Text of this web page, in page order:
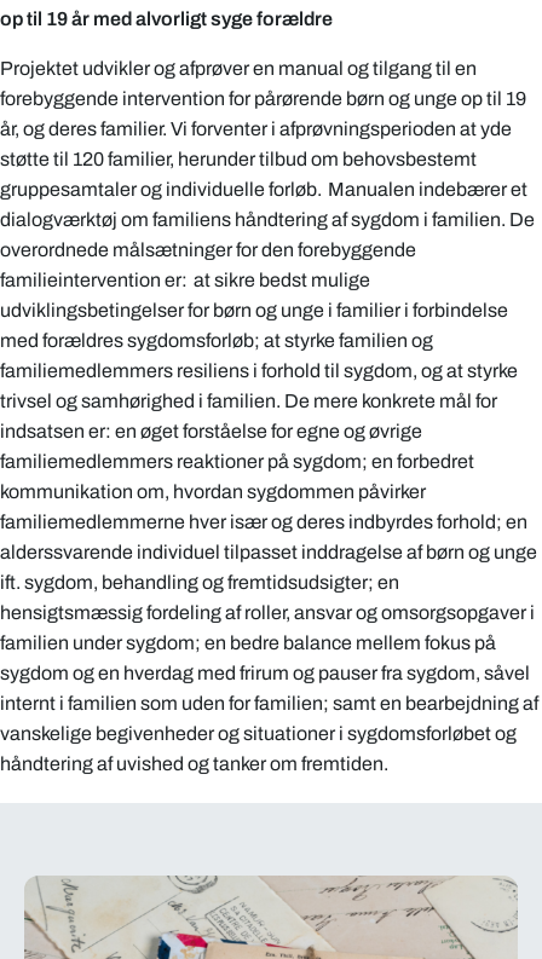
op til 19 år med alvorligt syge forældre
Projektet udvikler og afprøver en manual og tilgang til en
forebyggende intervention for pårørende børn og unge op til 19
år, og deres familier. Vi forventer i afprøvningsperioden at yde
støtte til 120 familier, herunder tilbud om behovsbestemt
gruppesamtaler og individuelle forløb. Manualen indebærer et
dialogværktøj om familiens håndtering af sygdom i familien. De
overordnede målsætninger for den forebyggende
familieintervention er: at sikre bedst mulige
udviklingsbetingelser for børn og unge i familier i forbindelse
med forældres sygdomsforløb; at styrke familien og
familiemedlemmers resiliens i forhold til sygdom, og at styrke
trivsel og samhørighed i familien. De mere konkrete mål for
indsatsen er: en øget forståelse for egne og øvrige
familiemedlemmers reaktioner på sygdom; en forbedret
kommunikation om, hvordan sygdommen påvirker
familiemedlemmerne hver især og deres indbyrdes forhold; en
alderssvarende individuel tilpasset inddragelse af børn og unge
ift. sygdom, behandling og fremtidsudsigter; en
hensigtsmæssig fordeling af roller, ansvar og omsorgsopgaver i
familien under sygdom; en bedre balance mellem fokus på
sygdom og en hverdag med frirum og pauser fra sygdom, såvel
internt i familien som uden for familien; samt en bearbejdning af
vanskelige begivenheder og situationer i sygdomsforløbet og
håndtering af uvished og tanker om fremtiden.